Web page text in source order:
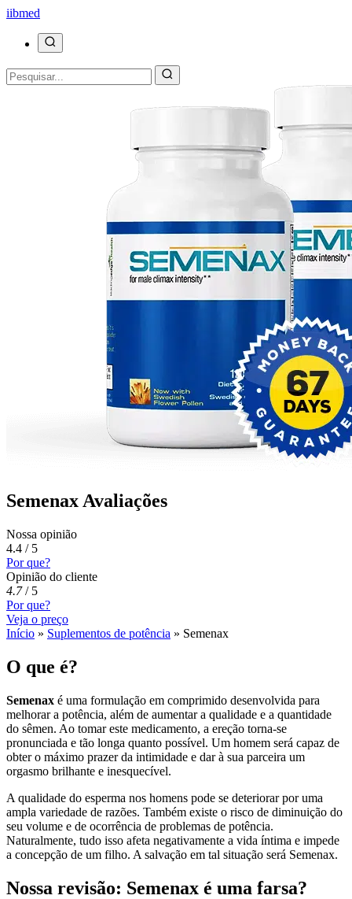
iibmed
Semenax Avaliações
Nossa opinião
4.4 / 5
Por que?
Opinião do cliente
4.7/ 5
Por que?
Veja o preço
Início » Suplementos de potência » Semenax
O que é?
Semenax é uma formulação em comprimido desenvolvida para
melhorar a potência, além de aumentar a qualidade e a quantidade
do sêmen. Ao tomar este medicamento, a ereção torna-se
pronunciada e tão longa quanto possível. Um homem será capaz de
obter o máximo prazer da intimidade e dar à sua parceira um
orgasmo brilhante e inesquecível.
A qualidade do esperma nos homens pode se deteriorar por uma
ampla variedade de razões. Também existe o risco de diminuição do
seu volume e de ocorrência de problemas de potência.
Naturalmente, tudo isso afeta negativamente a vida íntima e impede
a concepção de um filho. A salvação em tal situação será Semenax.
Nossa revisão: Semenax é uma farsa?